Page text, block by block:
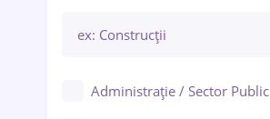
Administrație / Sector Public